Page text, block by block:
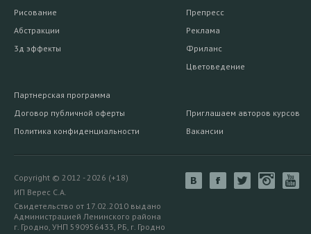
Рисование
Абстракции
3д эффекты
Препресс
Реклама
Фриланс
Цветоведение
Партнерская программа
Договор публичной оферты
Политика конфиденциальности
Приглашаем авторов курсов
Вакансии
Copyright © 2012 - 2026 (+18)
ИП Верес С.А.
Свидетельство от 17.02.2010 выдано
Администрацией Ленинского района
г. Гродно, УНП 590956433, РБ, г. Гродно